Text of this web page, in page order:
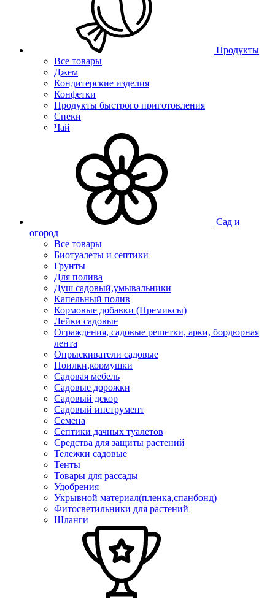
Продукты
Все товары
Джем
Кондитерские изделия
Конфетки
Продукты быстрого приготовления
Снеки
Чай
Сад и
огород
Все товары
Биотуалеты и септики
Грунты
Для полива
Душ садовый,умывальники
Капельный полив
Кормовые добавки (Премиксы)
Лейки садовые
Ограждения, садовые решетки, арки, бордюрная
лента
Опрыскиватели садовые
Поилки,кормушки
Садовая мебель
Садовые дорожки
Садовый декор
Садовый инструмент
Семена
Септики дачных туалетов
Средства для защиты растений
Тележки садовые
Тенты
Товары для рассады
Удобрения
Укрывной материал(пленка,спанбонд)
Фитосветильники для растений
Шланги